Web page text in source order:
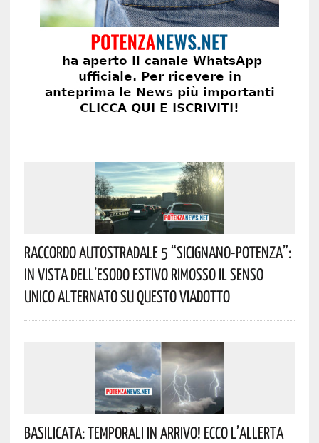
Raccordo Autostradale 5 “Sicignano-Potenza”:
In Vista Dell’esodo Estivo Rimosso Il Senso
Unico Alternato Su Questo Viadotto
Basilicata: Temporali In Arrivo! Ecco L’allerta